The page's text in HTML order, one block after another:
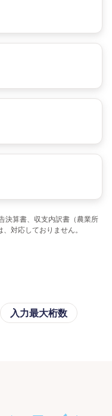
決算書、収支内訳書（農業所
対応しておりません。
入力最大桁数